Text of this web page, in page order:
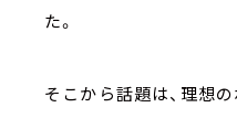
た。
そこから話題は、理想